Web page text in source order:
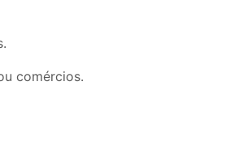
comércios.